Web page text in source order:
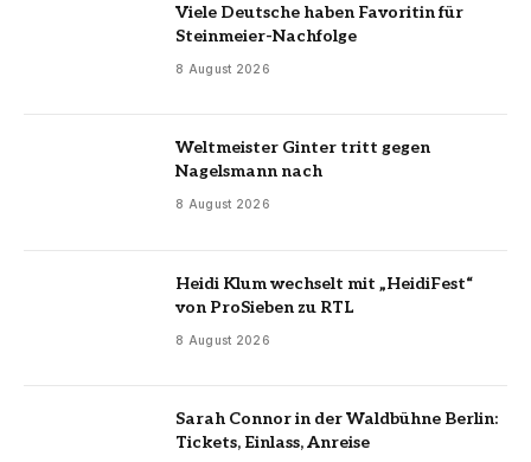
Viele Deutsche haben Favoritin für
Steinmeier-Nachfolge
8 August 2026
Weltmeister Ginter tritt gegen
Nagelsmann nach
8 August 2026
Heidi Klum wechselt mit „HeidiFest“
von ProSieben zu RTL
8 August 2026
Sarah Connor in der Waldbühne Berlin:
Tickets, Einlass, Anreise